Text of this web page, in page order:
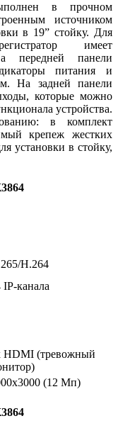
в прочном
источником
в 19” стойку. Для
имеет
передней панели
питания и
На задней панели
которые можно
устройства.
в комплект
крепеж жестких
установки в стойку,
H.264
IP-канала
HDMI (тревожный
(12 Мп)